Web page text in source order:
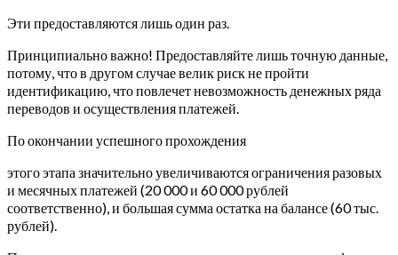
Эти предоставляются лишь один раз.
Принципиально важно! Предоставляйте лишь точную данные,
потому, что в другом случае велик риск не пройти
идентификацию, что повлечет невозможность денежных ряда
переводов и осуществления платежей.
По окончании успешного прохождения
этого этапа значительно увеличиваются ограничения разовых
и месячных платежей (20 000 и 60 000 рублей
соответственно), и большая сумма остатка на балансе (60 тыс.
рублей).